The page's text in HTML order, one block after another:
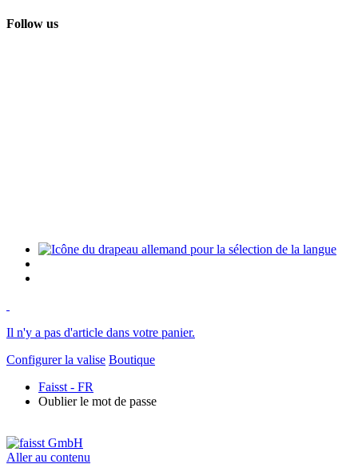
Follow us
Il n'y a pas d'article dans votre panier.
Configurer la valise Boutique
Faisst - FR
Oublier le mot de passe
Aller au contenu